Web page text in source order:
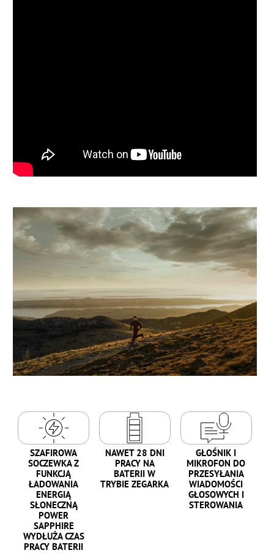
SZAFIROWA
SOCZEWKA Z
FUNKCJĄ
ŁADOWANIA
ENERGIĄ
SŁONECZNĄ
POWER
SAPPHIRE
WYDŁUŻA CZAS
PRACY BATERII
NAWET 28 DNI
PRACY NA
BATERII W
TRYBIE ZEGARKA
GŁOŚNIK I
MIKROFON DO
PRZESYŁANIA
WIADOMOŚCI
GŁOSOWYCH I
STEROWANIA